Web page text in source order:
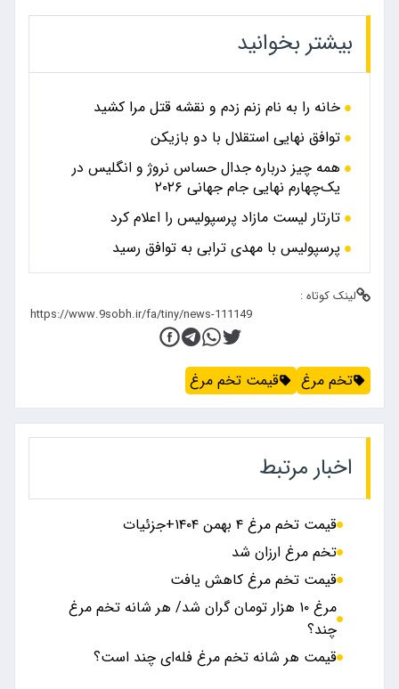
بیشتر بخوانید
خانه را به نام زنم زدم و نقشه قتل مرا کشید
توافق نهایی استقلال با دو بازیکن
همه چیز درباره جدال حساس نروژ و انگلیس در
یک‌چهارم نهایی جام جهانی ۲۰۲۶
تارتار لیست مازاد پرسپولیس را اعلام کرد
پرسپولیس با مهدی ترابی به توافق رسید
لینک کوتاه :
تخم مرغ قیمت تخم مرغ
اخبار مرتبط
قیمت تخم مرغ ۴ بهمن ۱۴۰۴+جزئیات
تخم مرغ ارزان شد
قیمت تخم مرغ کاهش یافت
مرغ ۱۰ هزار تومان گران شد/ هر شانه تخم مرغ
چند؟
قیمت هر شانه تخم مرغ فله‌ای چند است؟